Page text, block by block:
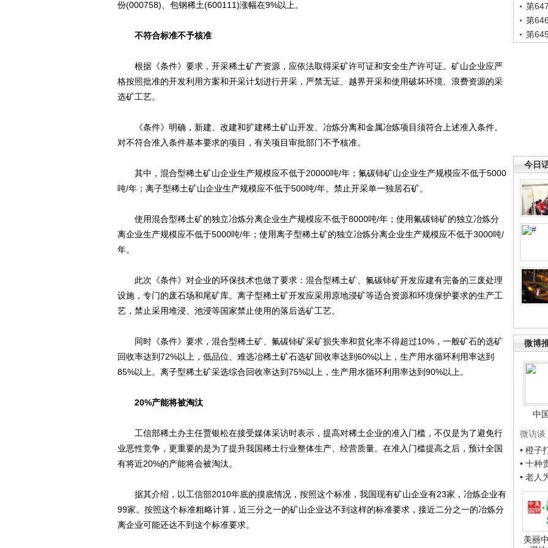
第
第
第
今日
微博
中
微访谈
• 橙子
• 十种
• 老人
美丽
份(000758)、包钢稀土(600111)涨幅在9%以上。
不符合标准不予核准
根据《条件》要求，开采稀土矿产资源，应依法取得采矿许可证和安全生产许可证。矿山企业应严
格按照批准的开发利用方案和开采计划进行开采，严禁无证、越界开采和使用破坏环境、浪费资源的采
选矿工艺。
《条件》明确，新建、改建和扩建稀土矿山开发、冶炼分离和金属冶炼项目须符合上述准入条件。
对不符合准入条件基本要求的项目，有关项目审批部门不予核准。
其中，混合型稀土矿山企业生产规模应不低于20000吨/年；氟碳铈矿山企业生产规模应不低于5000
吨/年；离子型稀土矿山企业生产规模应不低于500吨/年。禁止开采单一独居石矿。
使用混合型稀土矿的独立冶炼分离企业生产规模应不低于8000吨/年；使用氟碳铈矿的独立冶炼分
离企业生产规模应不低于5000吨/年；使用离子型稀土矿的独立冶炼分离企业生产规模应不低于3000吨/
年。
此次《条件》对企业的环保技术也做了要求：混合型稀土矿、氟碳铈矿开发应建有完备的三废处理
设施，专门的废石场和尾矿库。离子型稀土矿开发应采用原地浸矿等适合资源和环境保护要求的生产工
艺，禁止采用堆浸、池浸等国家禁止使用的落后选矿工艺。
同时《条件》要求，混合型稀土矿、氟碳铈矿采矿损失率和贫化率不得超过10%，一般矿石的选矿
回收率达到72%以上，低品位、难选冶稀土矿石选矿回收率达到60%以上，生产用水循环利用率达到
85%以上。离子型稀土矿采选综合回收率达到75%以上，生产用水循环利用率达到90%以上。
20%产能将被淘汰
工信部稀土办主任贾银松在接受媒体采访时表示，提高对稀土企业的准入门槛，不仅是为了避免行
业恶性竞争，更重要的是为了提升我国稀土行业整体生产、经营质量。在准入门槛提高之后，预计全国
有将近20%的产能将会被淘汰。
据其介绍，以工信部2010年底的摸底情况，按照这个标准，我国现有矿山企业有23家，冶炼企业有
99家。按照这个标准粗略计算，近三分之一的矿山企业达不到这样的标准要求，接近二分之一的冶炼分
离企业可能还达不到这个标准要求。